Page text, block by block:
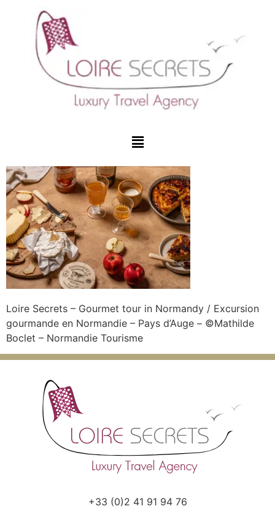
Loire Secrets – Gourmet tour in Normandy / Excursion
gourmande en Normandie – Pays d’Auge – ©Mathilde
Boclet – Normandie Tourisme
+33 (0)2 41 91 94 76